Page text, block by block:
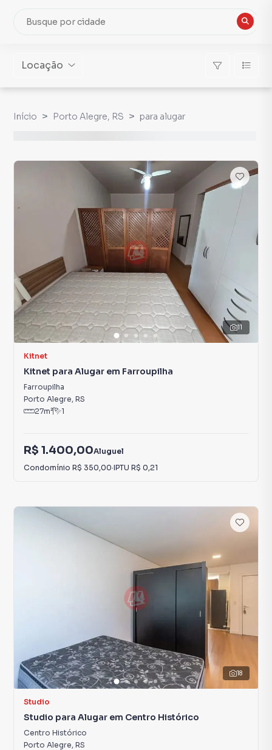
Locação
Início Porto Alegre, RS para alugar
11
Kitnet
Kitnet para Alugar em Farroupilha
Farroupilha
Porto Alegre, RS
27m² 1
R$ 1.400,00Aluguel
Condomínio R$ 350,00·IPTU R$ 0,21
18
Studio
Studio para Alugar em Centro Histórico
Centro Histórico
Porto Alegre, RS